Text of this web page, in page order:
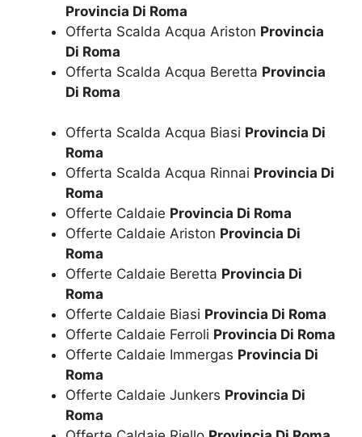
Provincia Di Roma
Offerta Scalda Acqua Ariston Provincia
Di Roma
Offerta Scalda Acqua Beretta Provincia
Di Roma
Offerta Scalda Acqua Biasi Provincia Di
Roma
Offerta Scalda Acqua Rinnai Provincia Di
Roma
Offerte Caldaie Provincia Di Roma
Offerte Caldaie Ariston Provincia Di
Roma
Offerte Caldaie Beretta Provincia Di
Roma
Offerte Caldaie Biasi Provincia Di Roma
Offerte Caldaie Ferroli Provincia Di Roma
Offerte Caldaie Immergas Provincia Di
Roma
Offerte Caldaie Junkers Provincia Di
Roma